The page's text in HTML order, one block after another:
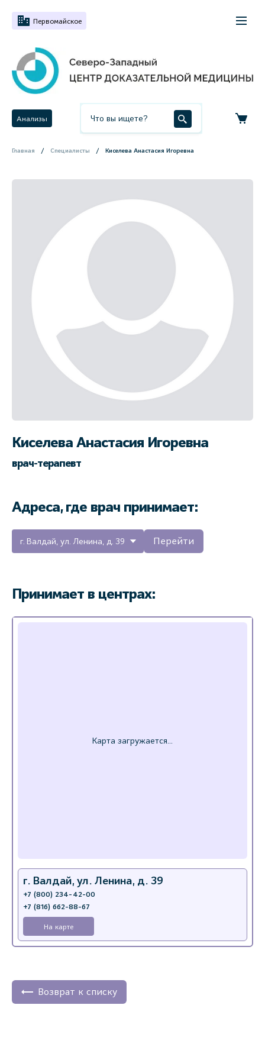
Первомайское
Анализы
Главная Специалисты Киселева Анастасия Игоревна
Киселева Анастасия Игоревна
врач-терапевт
Адреса, где врач принимает:
г. Валдай, ул. Ленина, д. 39 Перейти
Принимает в центрах:
г. Валдай, ул. Ленина, д. 39
+7 (800) 234-42-00
+7 (816) 662-88-67
На карте
Возврат к списку